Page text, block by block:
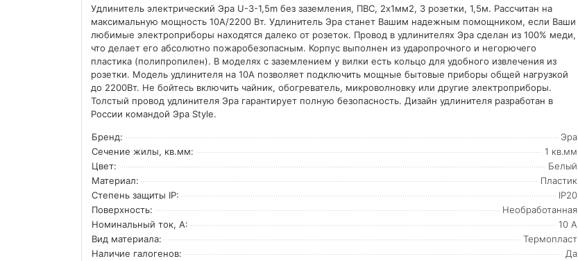
Удлинитель электрический Эра U-3-1,5m без заземления, ПВС, 2x1мм2, 3 розетки, 1,5м. Рассчитан на
максимальную мощность 10А/2200 Вт. Удлинитель Эра станет Вашим надежным помощником, если Ваши
любимые электроприборы находятся далеко от розеток. Провод в удлинителях Эра сделан из 100% меди,
что делает его абсолютно пожаробезопасным. Корпус выполнен из ударопрочного и негорючего
пластика (полипропилен). В моделях с заземлением у вилки есть кольцо для удобного извлечения из
розетки. Модель удлинителя на 10А позволяет подключить мощные бытовые приборы общей нагрузкой
до 2200Вт. Не бойтесь включить чайник, обогреватель, микроволновку или другие электроприборы.
Толстый провод удлинителя Эра гарантирует полную безопасность. Дизайн удлинителя разработан в
России командой Эра Style.
Бренд:
Эра
Сечение жилы, кв.мм:
1 кв.мм
Цвет:
Белый
Материал:
Пластик
Степень защиты IP:
IP20
Поверхность:
Необработанная
Номинальный ток, А:
10 А
Вид материала:
Термопласт
Наличие галогенов:
Да